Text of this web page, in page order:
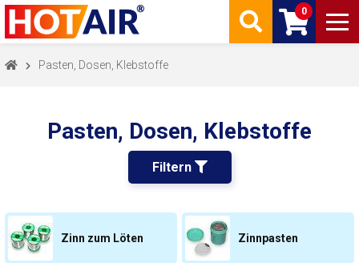
0
Pasten, Dosen, Klebstoffe
Pasten, Dosen, Klebstoffe
Filtern
Zinn zum Löten Zinnpasten